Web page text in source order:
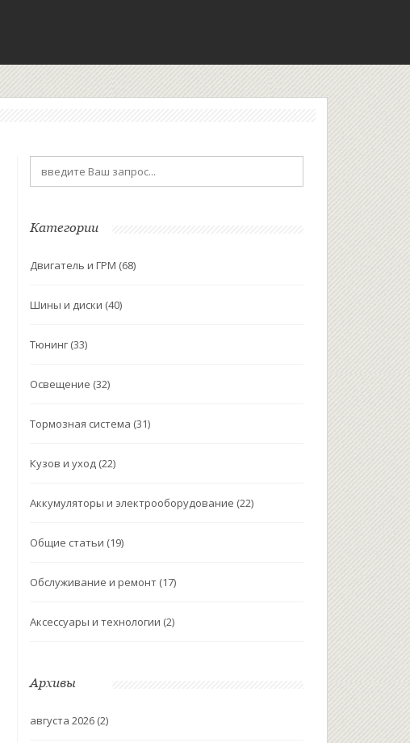
Категории
Двигатель и ГРМ (68)
Шины и диски (40)
Тюнинг (33)
Освещение (32)
Тормозная система (31)
Кузов и уход (22)
Аккумуляторы и электрооборудование (22)
Общие статьи (19)
Обслуживание и ремонт (17)
Аксессуары и технологии (2)
Архивы
августа 2026 (2)